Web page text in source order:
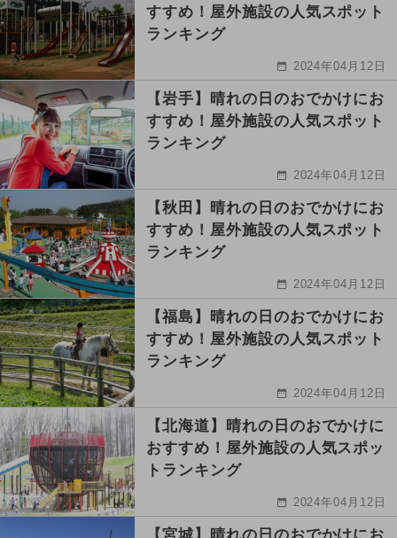
すすめ！屋外施設の人気スポット
ランキング
2024年04月12日
【岩手】晴れの日のおでかけにお
すすめ！屋外施設の人気スポット
ランキング
2024年04月12日
【秋田】晴れの日のおでかけにお
すすめ！屋外施設の人気スポット
ランキング
2024年04月12日
【福島】晴れの日のおでかけにお
すすめ！屋外施設の人気スポット
ランキング
2024年04月12日
【北海道】晴れの日のおでかけに
おすすめ！屋外施設の人気スポッ
トランキング
2024年04月12日